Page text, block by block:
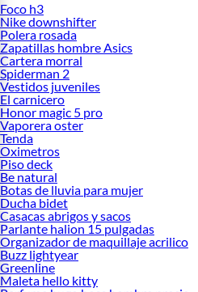
Foco h3
Nike downshifter
Polera rosada
Zapatillas hombre Asics
Cartera morral
Spiderman 2
Vestidos juveniles
El carnicero
Honor magic 5 pro
Vaporera oster
Tenda
Oximetros
Piso deck
Be natural
Botas de lluvia para mujer
Ducha bidet
Casacas abrigos y sacos
Parlante halion 15 pulgadas
Organizador de maquillaje acrilico
Buzz lightyear
Greenline
Maleta hello kitty